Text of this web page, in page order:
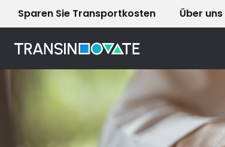
Sparen Sie Transportkosten Über uns